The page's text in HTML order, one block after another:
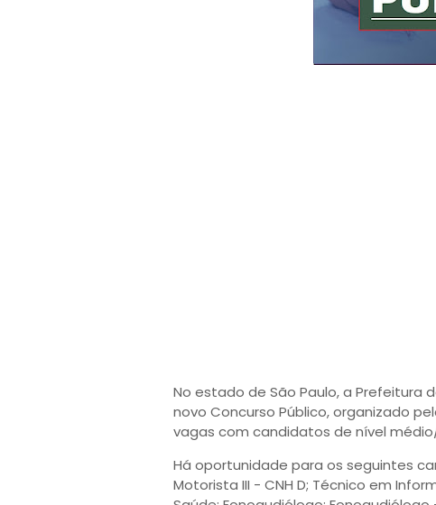
No estado de São Paulo, a Prefeitura
novo Concurso Público, organizado
vagas com candidatos de nível
Há oportunidade para os seguintes
Motorista III - CNH D; Técnico em